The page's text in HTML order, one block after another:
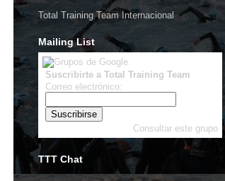
Total Training Team Internacional
Mailing List
Suscribirte a Total Training Team
Correo electrónico:
Consultar este grupo
TTT Chat